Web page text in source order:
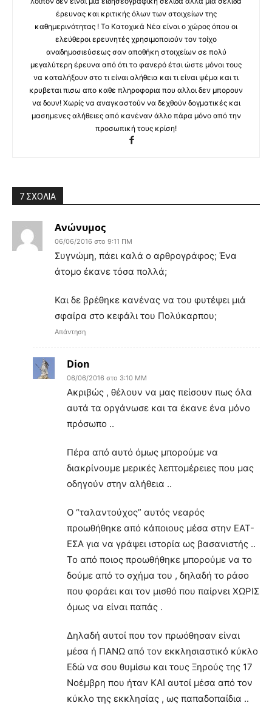
έρευνας και κριτικής όλων των στοιχείων της
καθημερινότητας ! Το Κατοχικά Νέα είναι ο χώρος όπου οι
ελεύθεροι ερευνητές χρησιμοποιούν τον τοίχο
αναδημοσιεύσεως σαν αποθήκη στοιχείων σε πολύ
μεγαλύτερη έρευνα από ότι το φανερό έτσι ώστε μόνοι τους
να καταλήξουν στο τι είναι αλήθεια και τι είναι ψέμα και τι
κρυβεται πισω απο καθε πληροφορια που αλλοι δεν μπορουν
να δουν! Χωρίς να αναγκαστούν να δεχθούν δογματικές και
μασημενες αλήθειες από κανέναν άλλο πάρα μόνο από την
προσωπική τους κρίση!
7 ΣΧΟΛΙΑ
Ανώνυμος
06/06/2016 στο 9:11 ΠΜ
Συγνώμη, πάει καλά ο αρθρογράφος; Ένα
άτομο έκανε τόσα πολλά;
Και δε βρέθηκε κανένας να του φυτέψει μιά
σφαίρα στο κεφάλι του Πολύκαρπου;
Απάντηση
Dion
06/06/2016 στο 3:10 ΜΜ
Ακριβώς , θέλουν να μας πείσουν πως όλα
αυτά τα οργάνωσε και τα έκανε ένα μόνο
πρόσωπο ..
Πέρα από αυτό όμως μπορούμε να
διακρίνουμε μερικές λεπτομέρειες που μας
οδηγούν στην αλήθεια ..
Ο “ταλαντούχος” αυτός νεαρός
προωθήθηκε από κάποιους μέσα στην ΕΑΤ-
ΕΣΑ για να γράψει ιστορία ως βασανιστής ..
Το από ποιος προωθήθηκε μπορούμε να το
δούμε από το σχήμα του , δηλαδή το ράσο
που φοράει και τον μισθό που παίρνει ΧΩΡΙΣ
όμως να είναι παπάς .
Δηλαδή αυτοί που τον πρωόθησαν είναι
μέσα ή ΠΑΝΩ από τον εκκλησιαστικό κύκλο
Εδώ να σου θυμίσω και τους Ξηρούς της 17
Νοέμβρη που ήταν ΚΑΙ αυτοί μέσα από τον
κύκλο της εκκλησίας , ως παπαδοπαίδια ..